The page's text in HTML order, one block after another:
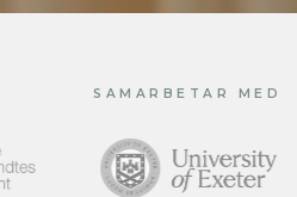
SAMARBETAR MED